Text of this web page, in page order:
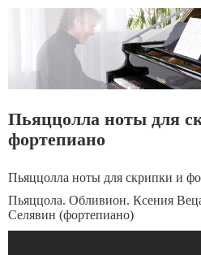
Пьяццолла ноты для
фортепиано
Пьяццолла ноты для скрипки и
Пьяццола. Обливион. Ксения
Селявин (фортепиано)